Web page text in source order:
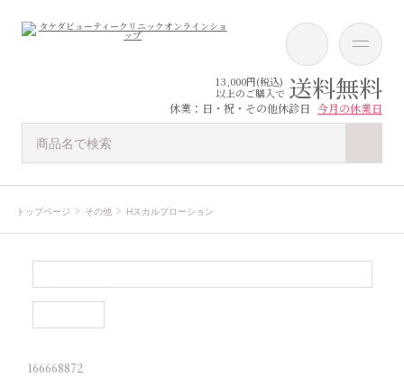
13,000円(税込)
以上のご購入で 送料無料
休業：日・祝・その他休診日 今月の休業日
トップページ その他 Hスカルプローション
166668872